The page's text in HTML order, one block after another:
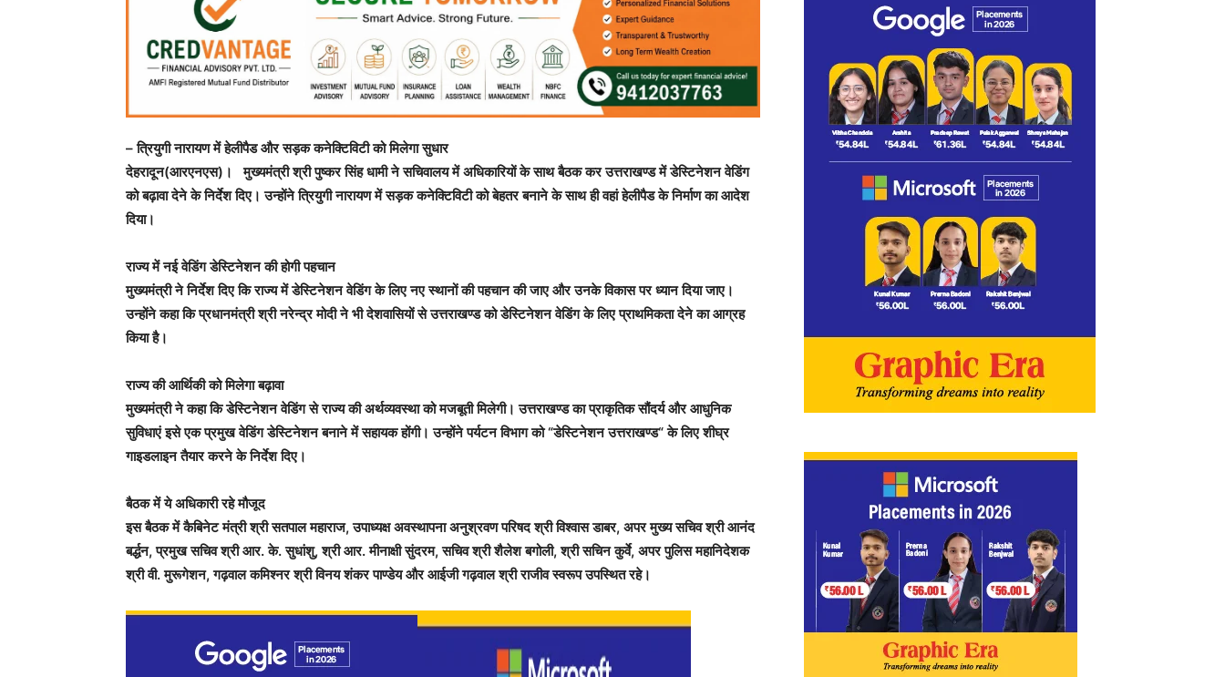
– त्रियुगी नारायण में हेलीपैड और सड़क कनेक्टिविटी को मिलेगा सुधार
देहरादून(आरएनएस)। मुख्यमंत्री श्री पुष्कर सिंह धामी ने सचिवालय में अधिकारियों के साथ बैठक कर उत्तराखण्ड में डेस्टिनेशन वेडिंग
को बढ़ावा देने के निर्देश दिए। उन्होंने त्रियुगी नारायण में सड़क कनेक्टिविटी को बेहतर बनाने के साथ ही वहां हेलीपैड के निर्माण का आदेश
दिया।
राज्य में नई वेडिंग डेस्टिनेशन की होगी पहचान
मुख्यमंत्री ने निर्देश दिए कि राज्य में डेस्टिनेशन वेडिंग के लिए नए स्थानों की पहचान की जाए और उनके विकास पर ध्यान दिया जाए।
उन्होंने कहा कि प्रधानमंत्री श्री नरेन्द्र मोदी ने भी देशवासियों से उत्तराखण्ड को डेस्टिनेशन वेडिंग के लिए प्राथमिकता देने का आग्रह
किया है।
राज्य की आर्थिकी को मिलेगा बढ़ावा
मुख्यमंत्री ने कहा कि डेस्टिनेशन वेडिंग से राज्य की अर्थव्यवस्था को मजबूती मिलेगी। उत्तराखण्ड का प्राकृतिक सौंदर्य और आधुनिक
सुविधाएं इसे एक प्रमुख वेडिंग डेस्टिनेशन बनाने में सहायक होंगी। उन्होंने पर्यटन विभाग को “डेस्टिनेशन उत्तराखण्ड“ के लिए शीघ्र
गाइडलाइन तैयार करने के निर्देश दिए।
बैठक में ये अधिकारी रहे मौजूद
इस बैठक में कैबिनेट मंत्री श्री सतपाल महाराज, उपाध्यक्ष अवस्थापना अनुश्रवण परिषद श्री विश्वास डाबर, अपर मुख्य सचिव श्री आनंद
बर्द्धन, प्रमुख सचिव श्री आर. के. सुधांशु, श्री आर. मीनाक्षी सुंदरम, सचिव श्री शैलेश बगोली, श्री सचिन कुर्वे, अपर पुलिस महानिदेशक
श्री वी. मुरूगेशन, गढ़वाल कमिश्नर श्री विनय शंकर पाण्डेय और आईजी गढ़वाल श्री राजीव स्वरूप उपस्थित रहे।